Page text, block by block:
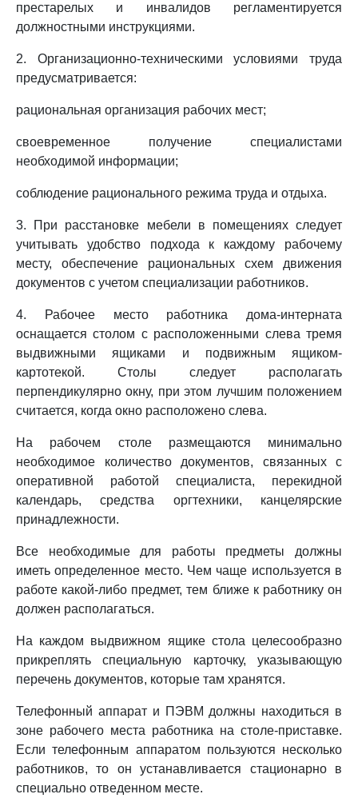
престарелых и инвалидов регламентируется
должностными инструкциями.
2. Организационно-техническими условиями труда
предусматривается:
рациональная организация рабочих мест;
своевременное получение специалистами
необходимой информации;
соблюдение рационального режима труда и отдыха.
3. При расстановке мебели в помещениях следует
учитывать удобство подхода к каждому рабочему
месту, обеспечение рациональных схем движения
документов с учетом специализации работников.
4. Рабочее место работника дома-интерната
оснащается столом с расположенными слева тремя
выдвижными ящиками и подвижным ящиком-
картотекой. Столы следует располагать
перпендикулярно окну, при этом лучшим положением
считается, когда окно расположено слева.
На рабочем столе размещаются минимально
необходимое количество документов, связанных с
оперативной работой специалиста, перекидной
календарь, средства оргтехники, канцелярские
принадлежности.
Все необходимые для работы предметы должны
иметь определенное место. Чем чаще используется в
работе какой-либо предмет, тем ближе к работнику он
должен располагаться.
На каждом выдвижном ящике стола целесообразно
прикреплять специальную карточку, указывающую
перечень документов, которые там хранятся.
Телефонный аппарат и ПЭВМ должны находиться в
зоне рабочего места работника на столе-приставке.
Если телефонным аппаратом пользуются несколько
работников, то он устанавливается стационарно в
специально отведенном месте.